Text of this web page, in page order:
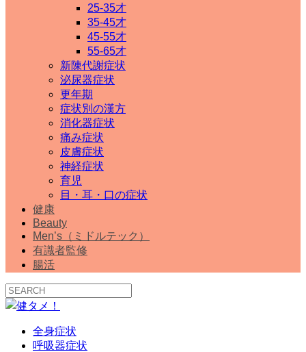
25-35才
35-45才
45-55才
55-65才
新陳代謝症状
泌尿器症状
更年期
症状別の漢方
消化器症状
痛み症状
皮膚症状
神経症状
育児
目・耳・口の症状
健康
Beauty
Men’s（ミドルテック）
有識者監修
腸活
全身症状
呼吸器症状